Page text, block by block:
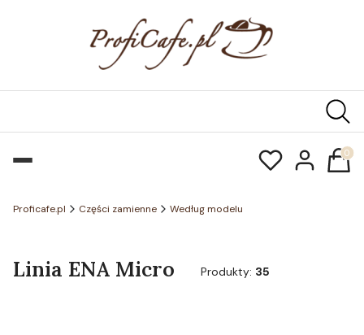
Proficafe.pl Części zamienne Według modelu
Linia ENA Micro Produkty: 35